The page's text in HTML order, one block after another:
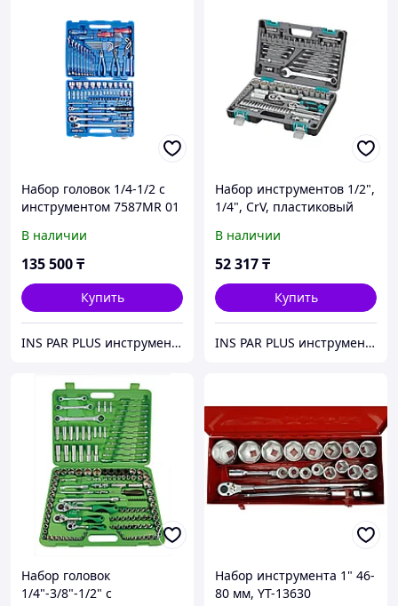
Набор головок 1/4-1/2 с
инструментом 7587MR 01
В наличии
135 500₸
Купить
INS PAR PLUS инструмент профессиональный
Набор инструментов 1/2",
1/4", CrV, пластиковый
В наличии
52 317₸
Купить
INS PAR PLUS инструмент профессиональный
Набор головок
1/4"-3/8"-1/2" с
Набор инструмента 1" 46-
80 мм, YT-13630